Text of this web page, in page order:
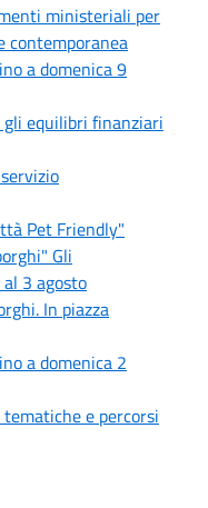
ministeriali per
contemporanea
a domenica 9
equilibri finanziari
Pet Friendly"
Gli
3 agosto
In piazza
a domenica 2
e percorsi